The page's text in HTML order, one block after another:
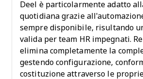
Deel è particolarmente adatto
quotidiana grazie
sempre disponibile, risultando
valida per team HR impegnati.
elimina completamente la
gestendo configurazione,
costituzione attraverso le